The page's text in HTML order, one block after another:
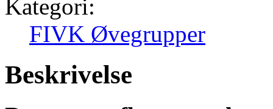
Kategori:
FIVK Øvegrupper
Beskrivelse